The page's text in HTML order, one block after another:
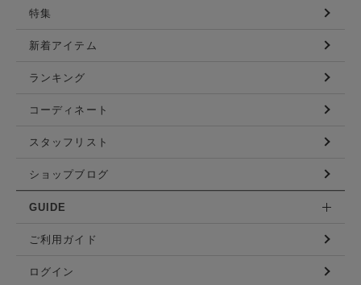
特集
新着アイテム
ランキング
コーディネート
スタッフリスト
ショップブログ
GUIDE
ご利用ガイド
ログイン